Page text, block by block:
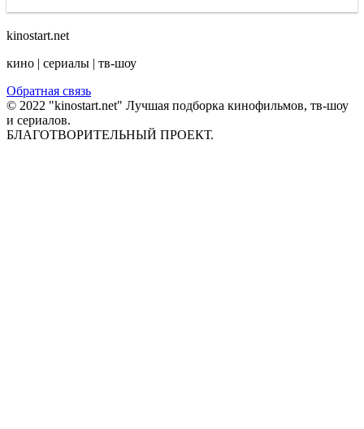
kinostart.net
кино | сериалы | тв-шоу
Обратная связь
© 2022 "kinostart.net" Лучшая подборка кинофильмов, тв-шоу
и сериалов.
БЛАГОТВОРИТЕЛЬНЫЙ ПРОЕКТ.